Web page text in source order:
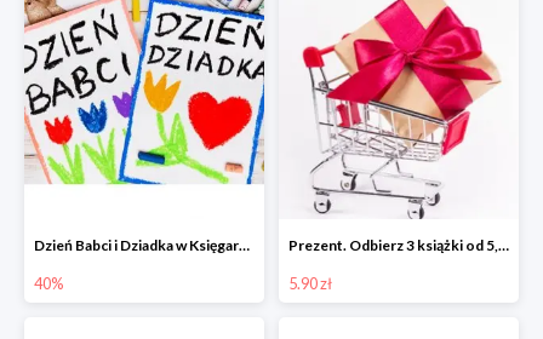
Dzień Babci i Dziadka w Księgarni Znak do -40%
40%
Prezent. Odbierz 3 książki od 5,90zł
5.90 zł